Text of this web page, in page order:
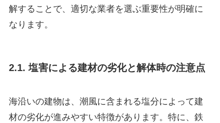
解することで、適切な業者を選ぶ重要性が明確に
なります。
2.1. 塩害による建材の劣化と解体時の注意点
海沿いの建物は、潮風に含まれる塩分によって建
材の劣化が進みやすい特徴があります。特に、鉄